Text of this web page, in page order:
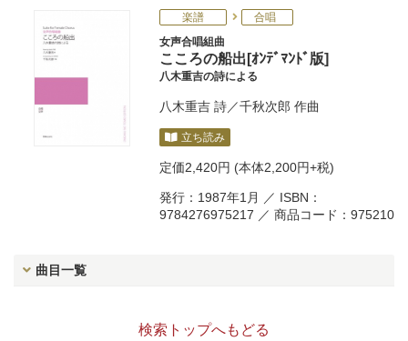
楽譜
合唱
女声合唱組曲
こころの船出[ｵﾝﾃﾞﾏﾝﾄﾞ版]
八木重吉の詩による
八木重吉 詩／千秋次郎 作曲
立ち読み
定価2,420円 (本体2,200円+税)
発行：1987年1月 ／ ISBN：
9784276975217 ／ 商品コード：975210
曲目一覧
検索トップへもどる